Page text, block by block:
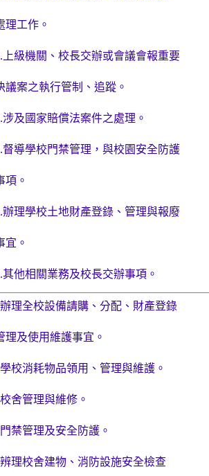
理工作。
上級機關、校長交辦或會議會報重要
議案之執行管制、追蹤。
涉及國家賠償法案件之處理。
督導學校門禁管理，與校園安全防護
項。
辦理學校土地財產登錄、管理與報廢
宜。
其他相關業務及校長交辦事項。
辦理全校設備請購、分配、財產登錄
理及使用維護事宜。
學校消耗物品領用、管理與維護。
校舍管理與維修。
門禁管理及安全防護。
辨理校舍建物、消防設施安全檢查